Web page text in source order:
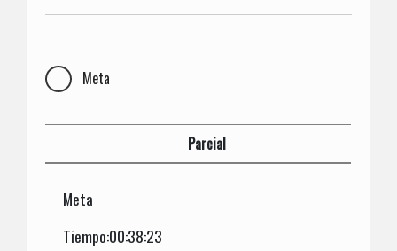
Meta
Parcial
Meta
Tiempo:00:38:23